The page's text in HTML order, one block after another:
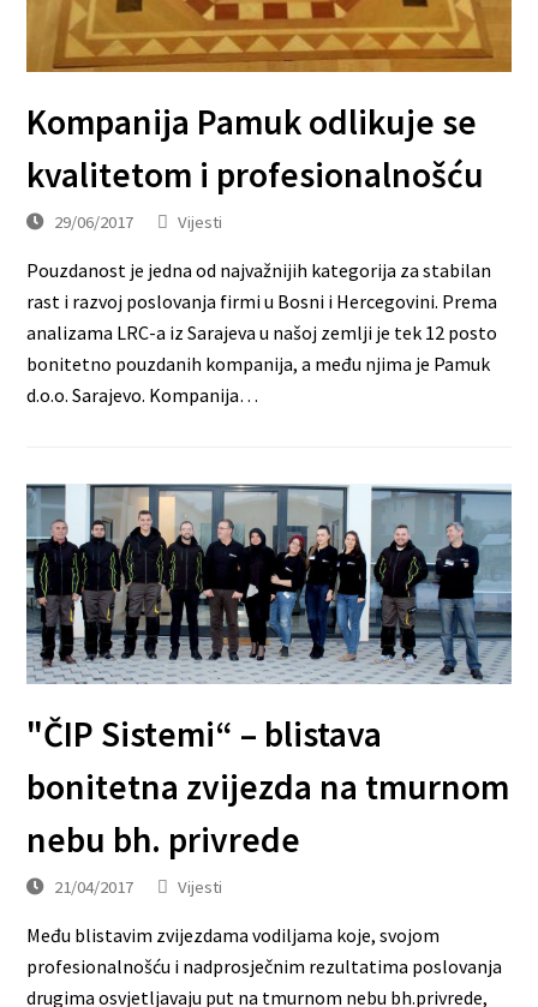
Kompanija Pamuk odlikuje se
kvalitetom i profesionalnošću
29/06/2017 Vijesti
Pouzdanost je jedna od najvažnijih kategorija za stabilan
rast i razvoj poslovanja firmi u Bosni i Hercegovini. Prema
analizama LRC-a iz Sarajeva u našoj zemlji je tek 12 posto
bonitetno pouzdanih kompanija, a među njima je Pamuk
d.o.o. Sarajevo. Kompanija…
"ČIP Sistemi“ – blistava
bonitetna zvijezda na tmurnom
nebu bh. privrede
21/04/2017 Vijesti
Među blistavim zvijezdama vodiljama koje, svojom
profesionalnošću i nadprosječnim rezultatima poslovanja
drugima osvjetljavaju put na tmurnom nebu bh.privrede,